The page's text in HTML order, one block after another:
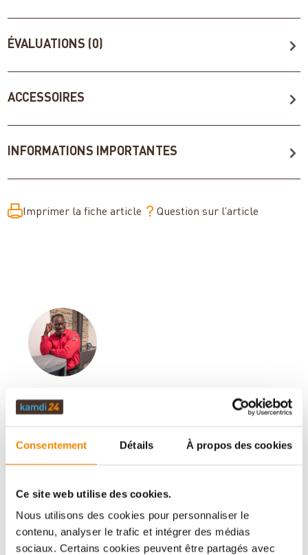
Consentement Détails À propos des cookies
Ce site web utilise des cookies.
Nous utilisons des cookies pour personnaliser le
contenu, analyser le trafic et intégrer des médias
sociaux. Certains cookies peuvent être partagés avec
ÉVALUATIONS (0)
ACCESSOIRES
INFORMATIONS IMPORTANTES
Imprimer la fiche article Question sur l’article
Votre conseiller en matière de poêles
et de cheminées:
Aboubakar Fofana vous conseille volontiers sur le
Vous avez des questions sur nos produits? N'hésitez
E-mail :
[email protected]
Téléphone :
+33 1 59 58 12 04